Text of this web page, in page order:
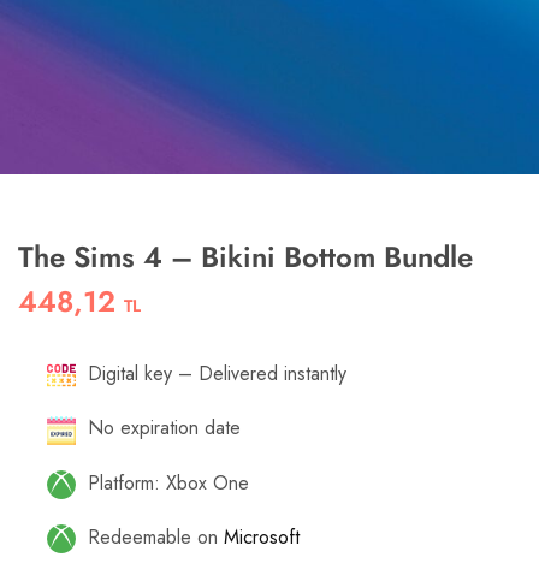
The Sims 4 – Bikini Bottom Bundle
448,12 TL
Digital key – Delivered instantly
No expiration date
Platform: Xbox One
Redeemable on Microsoft